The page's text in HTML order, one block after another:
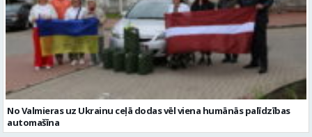
No Valmieras uz Ukrainu ceļā dodas vēl viena humānās palīdzības
automašīna